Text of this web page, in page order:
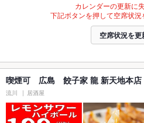
カレンダーの更新に
下記ボタンを押して空席状況
空席状況を更
喫煙可 広島 餃子家 龍 新天地本店
流川 居酒屋